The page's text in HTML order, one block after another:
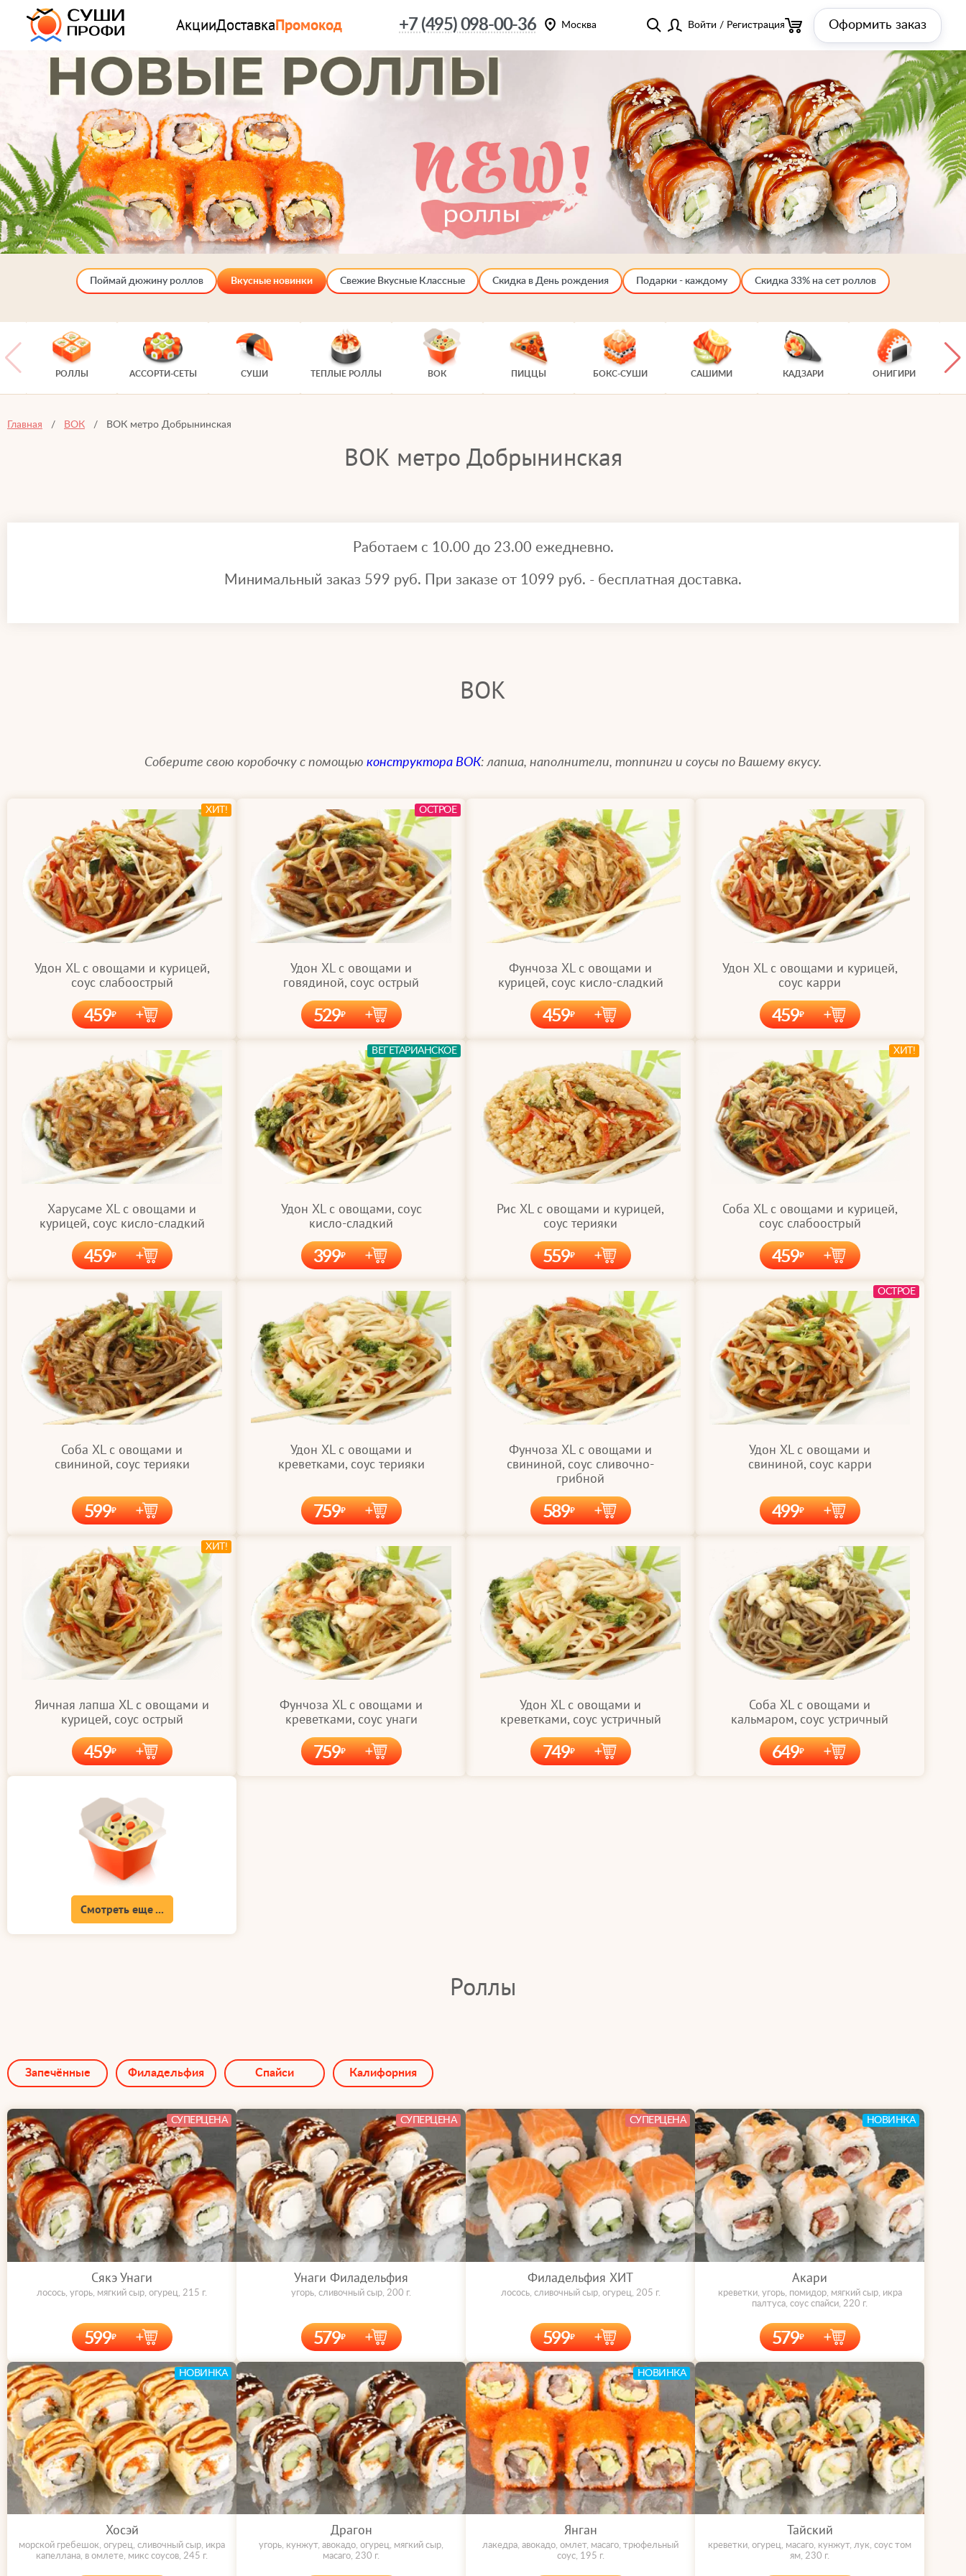
АкцииДоставкаПромокод +7 (495) 098-00-36 Москва Войти / Регистрация Оформить заказ
Поймай дюжину роллов Вкусные новинки Свежие Вкусные Классные Скидка в День рождения Подарки - каждому Скидка 33% на сет роллов
РОЛЛЫ АССОРТИ-СЕТЫ СУШИ ТЕПЛЫЕ РОЛЛЫ ВОК ПИЦЦЫ БОКС-СУШИ САШИМИ КАДЗАРИ ОНИГИРИ
Главная ВОК ВОК метро Добрынинская
ВОК метро Добрынинская
Работаем с 10.00 до 23.00 ежедневно.
Минимальный заказ 599 руб. При заказе от 1099 руб. - бесплатная доставка.
ВОК
Соберите свою коробочку с помощью конструктора ВОК: лапша, наполнители, топпинги и соусы по Вашему вкусу.
Удон XL с овощами и курицей,
соус слабоострый
459
ХИТ!
Удон XL с овощами и
говядиной, соус острый
529
ОСТРОЕ
Фунчоза XL с овощами и
курицей, соус кисло-сладкий
459
Удон XL с овощами и курицей,
соус карри
459
Харусаме XL с овощами и
курицей, соус кисло-сладкий
459
Удон XL с овощами, соус
кисло-сладкий
399
ВЕГЕТАРИАНСКОЕ
Рис XL с овощами и курицей,
соус терияки
559
Соба XL с овощами и курицей,
соус слабоострый
459
ХИТ!
Соба XL с овощами и
свининой, соус терияки
599
Удон XL с овощами и
креветками, соус терияки
759
Фунчоза XL с овощами и
свининой, соус сливочно-
грибной
589
Удон XL с овощами и
свининой, соус карри
499
ОСТРОЕ
Яичная лапша XL с овощами и
курицей, соус острый
459
ХИТ!
Фунчоза XL с овощами и
креветками, соус унаги
759
Удон XL с овощами и
креветками, соус устричный
749
Соба XL с овощами и
кальмаром, соус устричный
649
Смотреть еще ...
Роллы
Запечённые Филадельфия Спайси Калифорния
Сякэ Унаги
лосось, угорь, мягкий сыр, огурец, 215 г.
599
СУПЕРЦЕНА
Унаги Филадельфия
угорь, сливочный сыр, 200 г.
579
СУПЕРЦЕНА
Филадельфия ХИТ
лосось, сливочный сыр, огурец, 205 г.
599
СУПЕРЦЕНА
Акари
креветки, угорь, помидор, мягкий сыр, икра
палтуса, соус спайси, 220 г.
579
НОВИНКА
Хосэй
морской гребешок, огурец, сливочный сыр, икра
капеллана, в омлете, микс соусов, 245 г.
НОВИНКА
Драгон
угорь, кунжут, авокадо, огурец, мягкий сыр,
масаго, 230 г.
Янган
лакедра, авокадо, омлет, масаго, трюфельный
соус, 195 г.
НОВИНКА
Тайский
креветки, огурец, масаго, кунжут, лук, соус том
ям, 230 г.